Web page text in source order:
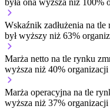
Wskaźnik zadłużenia na tle
był wyższy niż 63%
Marża netto na tle rynku
wyższa niż 40%
Marża operacyjna na tle
wyższa niż 37%